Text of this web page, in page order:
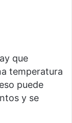
que
temperatura
puede
y se